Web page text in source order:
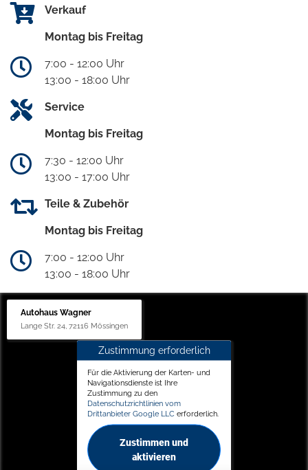
Verkauf
Montag bis Freitag
7:00 - 12:00 Uhr
13:00 - 18:00 Uhr
Service
Montag bis Freitag
7:30 - 12:00 Uhr
13:00 - 17:00 Uhr
Teile & Zubehör
Montag bis Freitag
7:00 - 12:00 Uhr
13:00 - 18:00 Uhr
Autohaus Wagner
Lange Str. 24, 72116 Mössingen
Zustimmung erforderlich
Für die Aktivierung der Karten- und
Navigationsdienste ist Ihre
Zustimmung zu den
Datenschutzrichtlinien vom
Drittanbieter Google LLC erforderlich.
Zustimmen und
aktivieren